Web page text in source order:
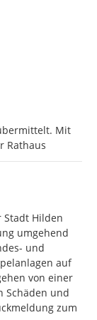
Mit
Rathaus
Stadt Hilden
umgehend
und
auf
von einer
Schäden und
zum